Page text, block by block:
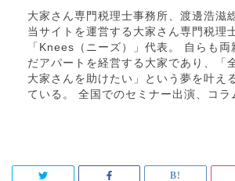
大家さん専門税理士事務所、渡邊浩滋
当サイトを運営する大家さん専門税理
「Knees（ニーズ）」代表。 自らも
だアパートを経営する大家であり、「
大家さんを助けたい」という夢を叶え
ている。 全国でのセミナー出演、コラ